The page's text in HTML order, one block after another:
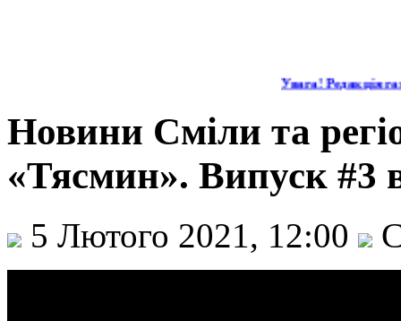
Увага! Редакція
Новини Сміли та
«Тясмин». Випуск #3
5 Лютого 2021, 12:00